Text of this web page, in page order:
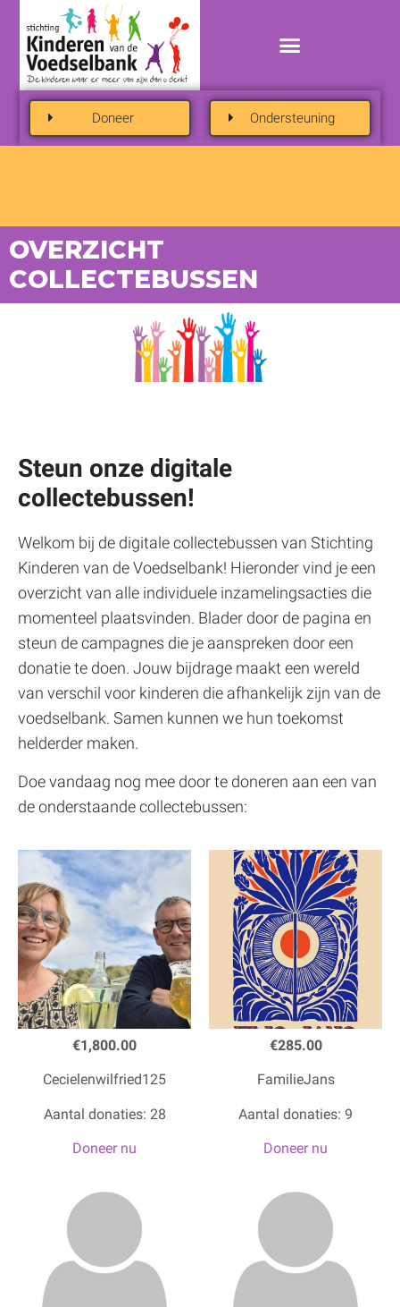
Doneer Ondersteuning
OVERZICHT
COLLECTEBUSSEN
Steun onze digitale
collectebussen!
Welkom bij de digitale collectebussen van Stichting
Kinderen van de Voedselbank! Hieronder vind je een
overzicht van alle individuele inzamelingsacties die
momenteel plaatsvinden. Blader door de pagina en
steun de campagnes die je aanspreken door een
donatie te doen. Jouw bijdrage maakt een wereld
van verschil voor kinderen die afhankelijk zijn van de
voedselbank. Samen kunnen we hun toekomst
helderder maken.
Doe vandaag nog mee door te doneren aan een van
de onderstaande collectebussen:
€1,800.00
Cecielenwilfried125
Aantal donaties: 28
Doneer nu
€285.00
FamilieJans
Aantal donaties: 9
Doneer nu